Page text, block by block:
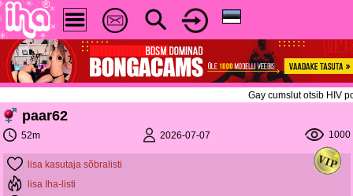
Gay cumslut otsib HIV
paar62
52m 2026-07-07 1000
lisa kasutaja sõbralisti
lisa Iha-listi